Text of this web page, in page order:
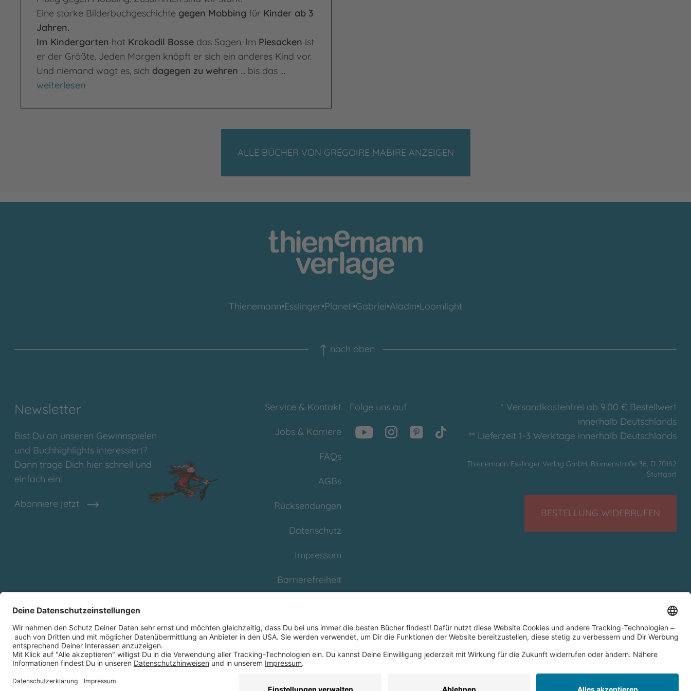
Eine starke Bilderbuchgeschichte gegen Mobbing für Kinder ab 3
Jahren.
Im Kindergarten hat Krokodil Bosse das Sagen. Im Piesacken ist
er der Größte. Jeden Morgen knöpft er sich ein anderes Kind vor.
Und niemand wagt es, sich dagegen zu wehren ... bis das …
Na und?
weiterlesen
ALLE BÜCHER VON GRÉGOIRE MABIRE ANZEIGEN
Thienemann•Esslinger•Planet!•Gabriel•Aladin•Loomlight
nach oben
Newsletter
Bist Du an unseren Gewinnspielen
und Buchhighlights interessiert?
Dann trage Dich hier schnell und
einfach ein!
Abonniere jetzt
Service & Kontakt
Jobs & Karriere
FAQs
AGBs
Rücksendungen
Datenschutz
Impressum
Barrierefreiheit
Partnerprogramm
(Affiliate)
Folge uns auf
* Versandkostenfrei ab 9,00 € Bestellwert
innerhalb Deutschlands
** Lieferzeit 1-3 Werktage innerhalb Deutschlands
Thienemann-Esslinger Verlag GmbH, Blumenstraße 36, D-70182
Stuttgart
BESTELLUNG WIDERRUFEN